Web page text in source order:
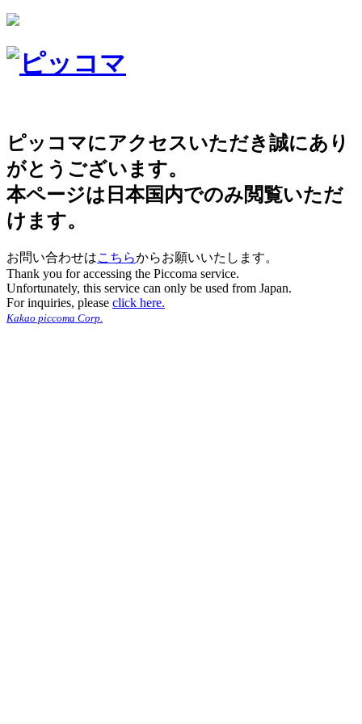
ピッコマにアクセスいただき誠にあり
がとうございます。
本ページは日本国内でのみ閲覧いただ
けます。
お問い合わせはこちらからお願いいたします。
Thank you for accessing the Piccoma service.
Unfortunately, this service can only be used from Japan.
For inquiries, please click here.
Kakao piccoma Corp.